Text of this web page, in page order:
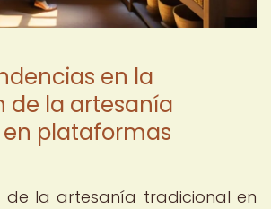
en la
de la artesanía
plataformas
de la artesanía tradicional en